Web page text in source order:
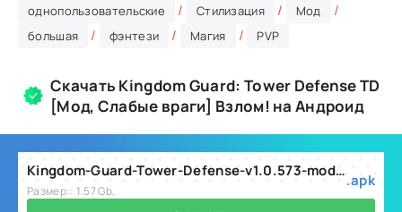
однопользовательские / Стилизация / Мод /
большая / фэнтези / Магия / PVP
Скачать Kingdom Guard: Tower Defense TD
[Мод, Слабые враги] Взлом! на Андроид
Kingdom-Guard-Tower-Defense-v1.0.573-mod.apk
Размер:: 1.57 Gb,
.apk